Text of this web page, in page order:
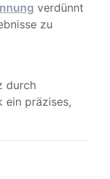
verdünnt
zu
durch
ein präzises,